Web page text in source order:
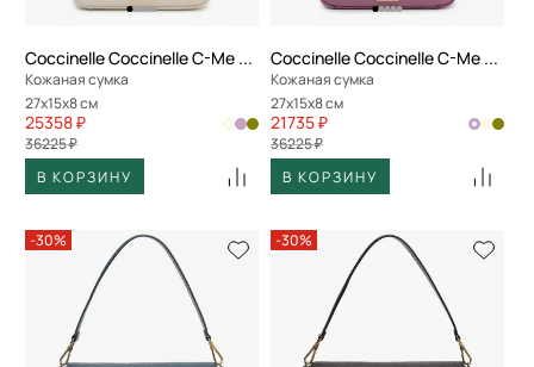
Coccinelle Coccinelle C-Me Lock
Кожаная сумка
27x15x8 см
25358 ₽
36225 ₽
В КОРЗИНУ
Coccinelle Coccinelle C-Me Lock
Кожаная сумка
27x15x8 см
21735 ₽
36225 ₽
В КОРЗИНУ
-30% -30%